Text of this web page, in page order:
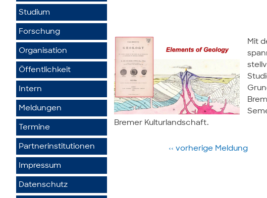
Studium
Forschung
Organisation
Öffentlichkeit
Intern
Meldungen
Termine
Partner­institutionen
Impressum
Datenschutz
Mit
Bremer Kulturlandschaft.
‹‹ vorherige Meldung